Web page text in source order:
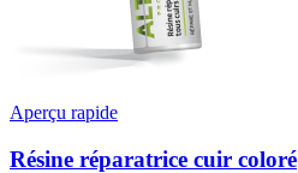
Aperçu rapide
Résine réparatrice cuir coloré